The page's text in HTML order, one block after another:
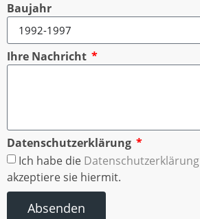
Baujahr
Ihre Nachricht
Datenschutzerklärung
Ich habe die Datenschutzerklärung
akzeptiere sie hiermit.
Absenden